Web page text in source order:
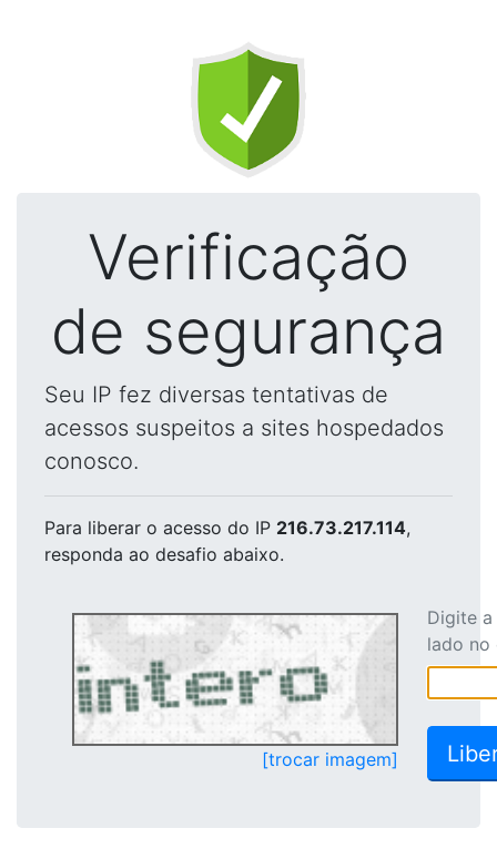
Verificação
de segurança
Seu IP fez diversas tentativas de
acessos suspeitos a sites hospedados
conosco.
Para liberar o acesso do IP 216.73.217.114,
responda ao desafio abaixo.
[trocar imagem]
Digite
lado no